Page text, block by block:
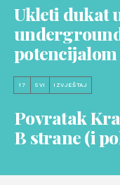
Ukleti dukat
potencijalom
17 SVI IZVJEŠTAJ
Povratak
B strane (i